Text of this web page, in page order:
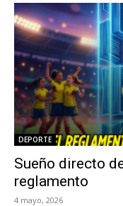
DEPORTE
Sueño directo
reglamento
4 mayo, 2026